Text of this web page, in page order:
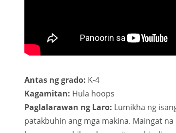
Antas ng grado: K-4
Kagamitan: Hula hoops
Paglalarawan ng Laro: Lumikha ng
patakbuhin ang mga makina. Maingat